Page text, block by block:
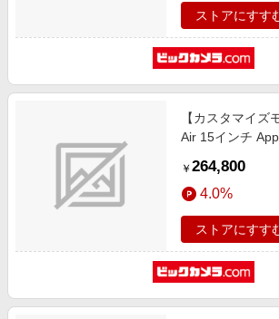
ストアにすす
【カスタマイズ
Air 15インチ
デル/SSD
アCPUと10コア
CTOMDVD4JA-
￥ 264,800
4.0%
ストアにすす